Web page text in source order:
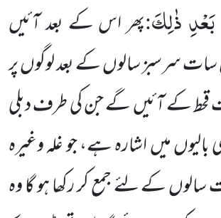
ذٰلِكَ:پھر اس کے بعد آئیں
سرسبز سالوں کے بعد لوگوں پر
کے آئیں گے جن کی طرف دبلی
بالیوں میں اشارہ ہے، جو غلہ وغیرہ
کے لئے جمع کر رکھا ہو گا وہ